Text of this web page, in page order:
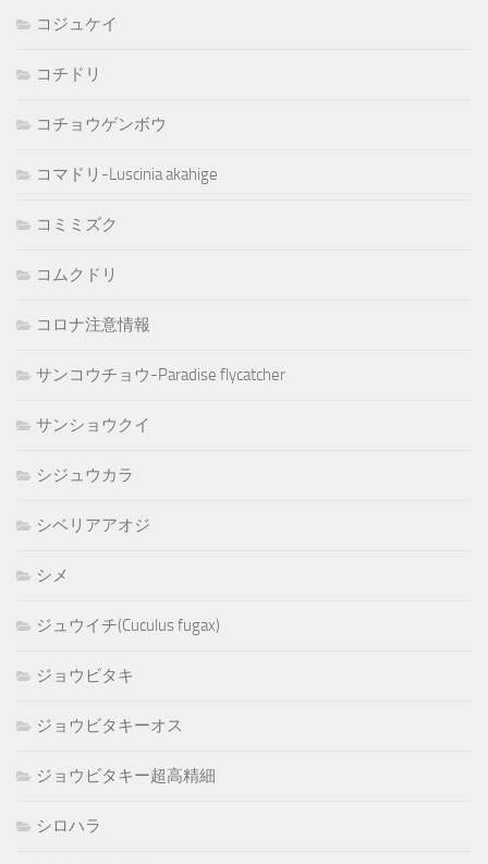
コジュケイ
コチドリ
コチョウゲンボウ
コマドリ-Luscinia akahige
コミミズク
コムクドリ
コロナ注意情報
サンコウチョウ-Paradise flycatcher
サンショウクイ
シジュウカラ
シベリアアオジ
シメ
ジュウイチ(Cuculus fugax)
ジョウビタキ
ジョウビタキーオス
ジョウビタキー超高精細
シロハラ